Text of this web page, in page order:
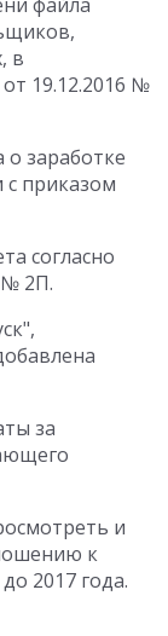
в
19.12.2016 №
заработке
с приказом
согласно
2П.
за
и
к
2017 года.